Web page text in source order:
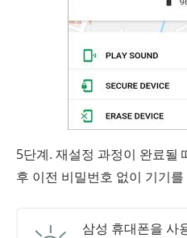
5단계. 재설정 과정이 완료될
후 이전 비밀번호 없이 기기
삼성 휴대폰을 사